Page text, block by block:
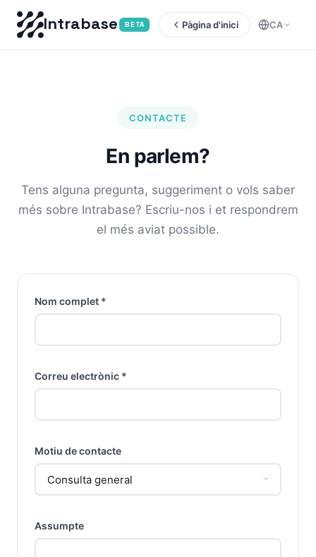
Intrabase BETA Pàgina d'inici CA
CONTACTE
En parlem?
Tens alguna pregunta, suggeriment o vols saber
més sobre Intrabase? Escriu-nos i et respondrem
el més aviat possible.
Nom complet *
Correu electrònic *
Motiu de contacte
Assumpte